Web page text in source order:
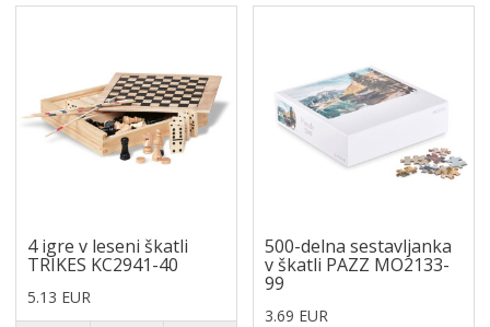
4 igre v leseni škatli
TRIKES KC2941-40
5.13 EUR
500-delna sestavljanka
v škatli PAZZ MO2133-
99
3.69 EUR